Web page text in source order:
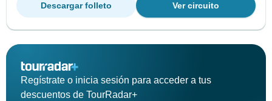
Ver circuito
Descargar folleto
Regístrate o inicia sesión para acceder a tus
descuentos de TourRadar+